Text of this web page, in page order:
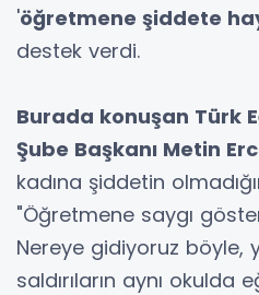
'öğretmene şiddete
destek verdi.
Burada konuşan Türk
Şube Başkanı Metin
kadına şiddetin
"Öğretmene saygı
Nereye gidiyoruz böyle,
saldırıların aynı okulda